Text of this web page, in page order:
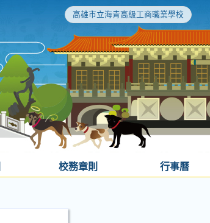
高雄市立海青高級工商職業學校
校務章則 行事曆